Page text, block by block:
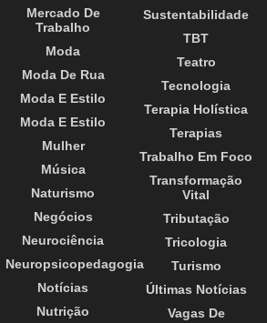
Mercado De
Trabalho
Moda
Moda De Rua
Moda E Estilo
Moda E Estilo
Mulher
Música
Naturismo
Negócios
Neurociência
Neuropsicopedagogia
Notícias
Nutrição
Sustentabilidade
TBT
Teatro
Tecnologia
Terapia Holística
Terapias
Trabalho Em Foco
Transformação
Vital
Tributação
Tricologia
Turismo
Últimas Notícias
Vagas De